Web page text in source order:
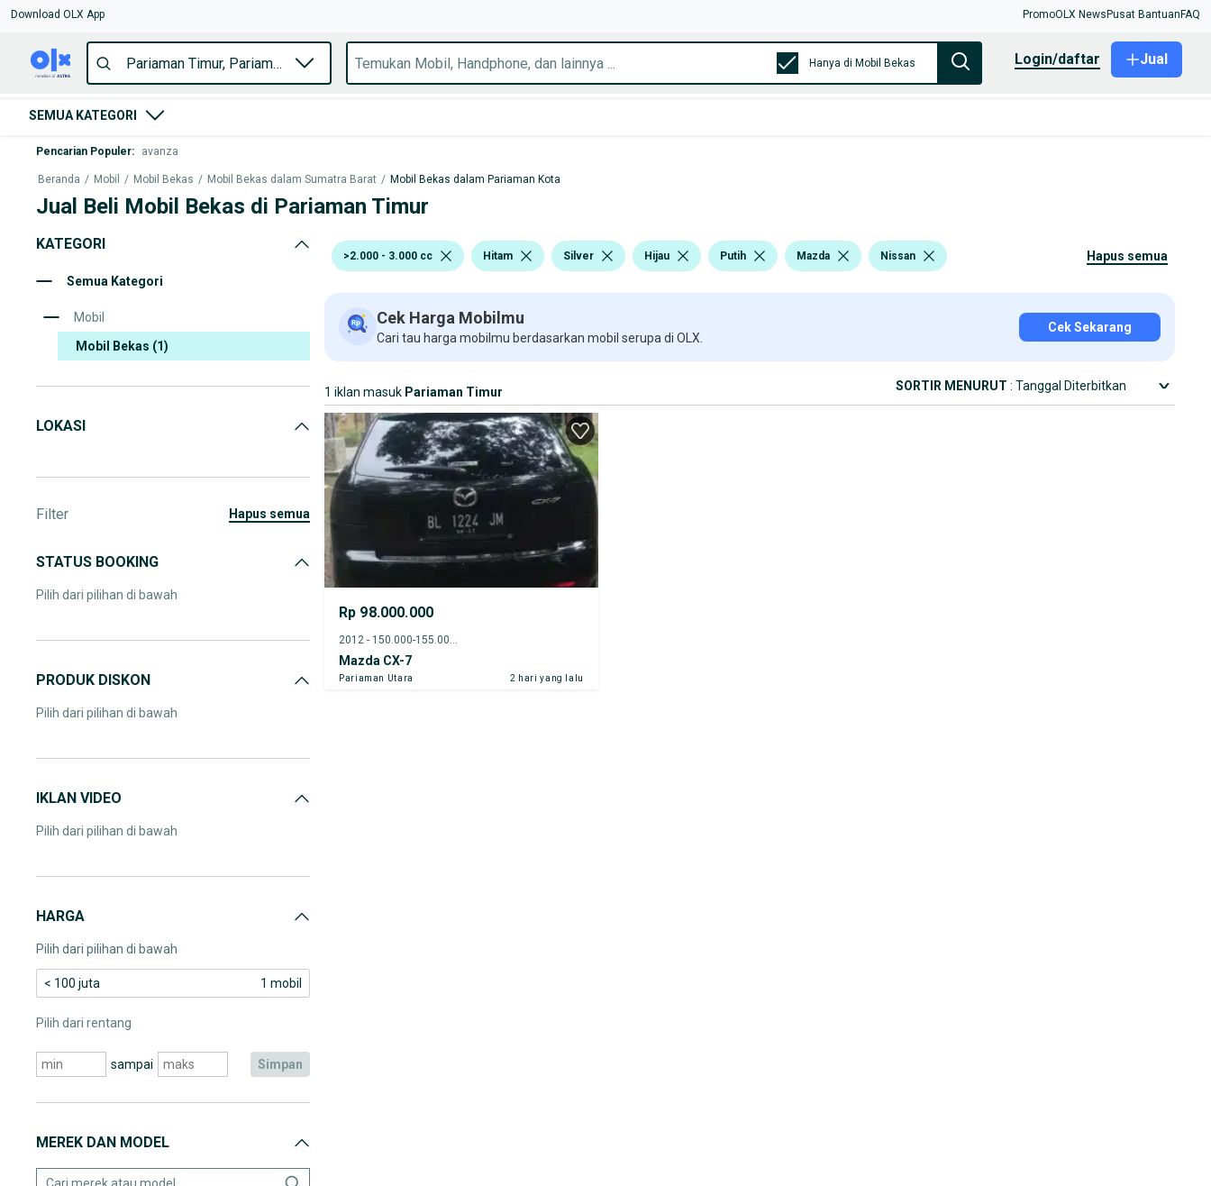
Download OLX App PromoOLX News Pusat Bantuan FAQ
Hanya di Mobil Bekas login/daftar Jual
SEMUA KATEGORI
Pencarian Populer: avanza
Beranda / Mobil / Mobil Bekas / Mobil Bekas dalam Sumatra Barat / Mobil Bekas dalam Pariaman Kota
Jual Beli Mobil Bekas di Pariaman Timur
KATEGORI
Semua Kategori
Mobil
Mobil Bekas (1)
LOKASI
Filter hapus semua
STATUS BOOKING
Pilih dari pilihan di bawah
PRODUK DISKON
Pilih dari pilihan di bawah
IKLAN VIDEO
Pilih dari pilihan di bawah
HARGA
Pilih dari pilihan di bawah
< 100 juta 1 mobil
Pilih dari rentang
sampai simpan
MEREK DAN MODEL
>2.000 - 3.000 cc Hitam Silver Hijau Putih Mazda Nissan hapus semua
Cek Harga Mobilmu
Cari tau harga mobilmu berdasarkan mobil serupa di OLX.
Cek Sekarang
1 iklan masuk Pariaman Timur SORTIR MENURUT : Tanggal Diterbitkan
Rp 98.000.000
Mazda CX-7
Pariaman Utara 2 hari yang lalu